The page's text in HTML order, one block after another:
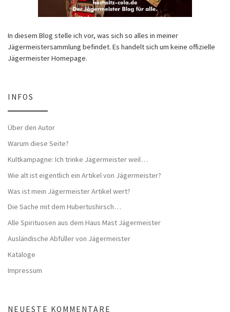
In diesem Blog stelle ich vor, was sich so alles in meiner
Jägermeistersammlung befindet. Es handelt sich um keine offizielle
Jägermeister Homepage.
INFOS
Über den Autor
Warum diese Seite?
Kultkampagne: Ich trinke Jägermeister weil…
Wie alt ist eigentlich ein Artikel von Jägermeister?
Was ist mein Jägermeister Artikel wert?
Die Sache mit dem Hubertushirsch…
Alle Spirituosen aus dem Haus Mast Jägermeister
Ausländische Abfüller von Jägermeister
Kataloge
Impressum
NEUESTE KOMMENTARE